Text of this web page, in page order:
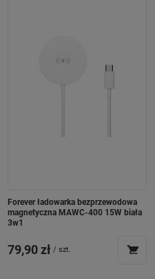
Forever ładowarka bezprzewodowa
magnetyczna MAWC-400 15W biała
3w1
79,90 zł / szt.